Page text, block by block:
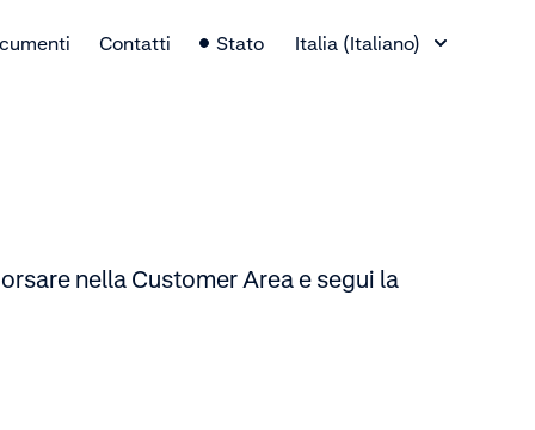
Contatti Stato
Italia (Italiano)
nella Customer Area e segui la